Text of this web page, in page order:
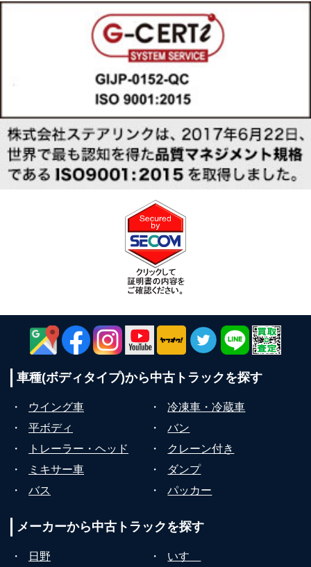
車種(ボディタイプ)から中古トラックを探す
・ ウイング車 ・
冷凍車・冷蔵車
・
平ボディ ・
バン
・
トレーラー・ヘッド ・
クレーン付き
・
ミキサー車 ・
ダンプ
・
バス ・ パッカー
メーカーから中古トラックを探す
・ 日野 ・
いすゞ